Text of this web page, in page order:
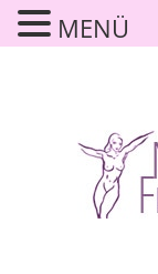
MENÜ